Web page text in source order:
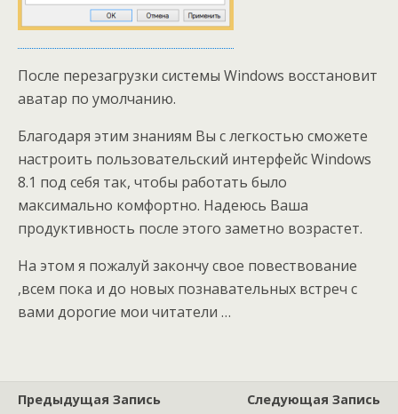
После перезагрузки системы Windows восстановит
аватар по умолчанию.
Благодаря этим знаниям Вы с легкостью сможете
настроить пользовательский интерфейс Windows
8.1 под себя так, чтобы работать было
максимально комфортно. Надеюсь Ваша
продуктивность после этого заметно возрастет.
На этом я пожалуй закончу свое повествование
,всем пока и до новых познавательных встреч с
вами дорогие мои читатели …
Предыдущая Запись
Следующая Запись